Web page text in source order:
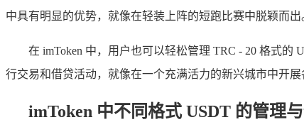
中具有明显的优势，就像在轻装上阵的短跑比赛中脱颖而出
在 imToken 中，用户也可以轻松管理 TRC - 20 格式
行交易和借贷活动，就像在一个充满活力的新兴城市中开展
imToken 中不同格式 USDT 的管理